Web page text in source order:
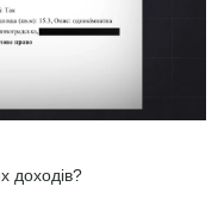
доходів?